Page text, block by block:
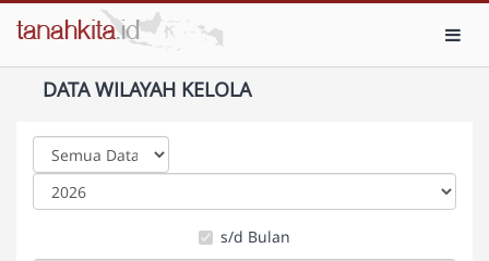
DATA WILAYAH KELOLA
s/d Bulan